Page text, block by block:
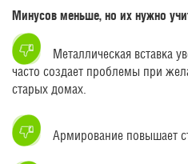
Минусов меньше, но их нужно
Металлическая вставка
часто создает проблемы при
старых домах.
Армирование повышает